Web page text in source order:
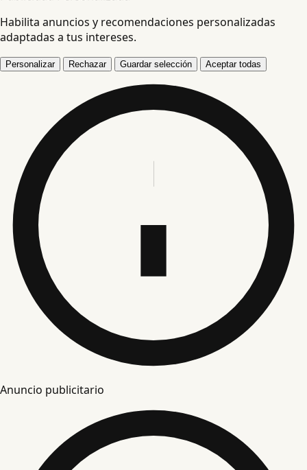
Habilita anuncios y recomendaciones personalizadas
adaptadas a tus intereses.
Personalizar Rechazar Guardar selección Aceptar todas
Anuncio publicitario